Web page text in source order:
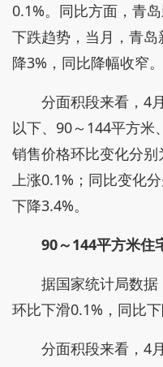
0.1%。同比方面，青
下跌趋势，当月，青
降3%，同比降幅收窄。
分面积段来看，4
以下、90～144平方米
销售价格环比变化分别
上涨0.1%；同比变化
下降3.4%。
90～144平方米住
据国家统计局数
环比下滑0.1%，同比
分面积段来看，4